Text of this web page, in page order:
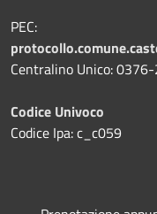
PEC:
Centralino Unico:
Codice Univoco
Codice Ipa: c_c059